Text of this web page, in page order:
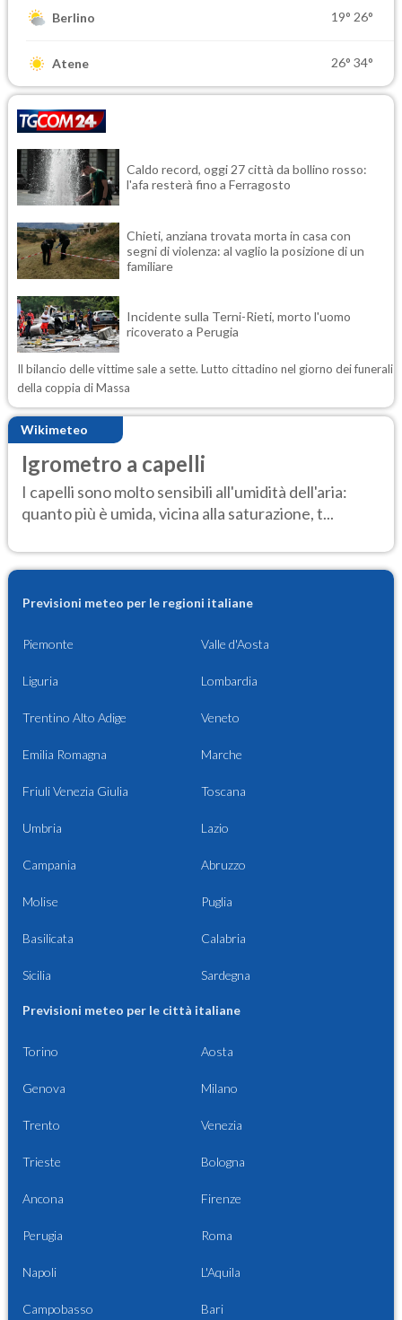
Berlino 19° 26°
Atene 26° 34°
Caldo record, oggi 27 città da bollino rosso:
l'afa resterà fino a Ferragosto
Chieti, anziana trovata morta in casa con
segni di violenza: al vaglio la posizione di un
familiare
Incidente sulla Terni-Rieti, morto l'uomo
ricoverato a Perugia
Il bilancio delle vittime sale a sette. Lutto cittadino nel giorno dei funerali
della coppia di Massa
Wikimeteo
Igrometro a capelli
I capelli sono molto sensibili all'umidità dell'aria:
quanto più è umida, vicina alla saturazione, t...
Previsioni meteo per le regioni italiane
Piemonte Valle d'Aosta
Liguria Lombardia
Trentino Alto Adige Veneto
Emilia Romagna Marche
Friuli Venezia Giulia Toscana
Umbria Lazio
Campania Abruzzo
Molise Puglia
Basilicata Calabria
Sicilia Sardegna
Previsioni meteo per le città italiane
Torino Aosta
Genova Milano
Trento Venezia
Trieste Bologna
Ancona Firenze
Perugia Roma
Napoli L'Aquila
Campobasso Bari